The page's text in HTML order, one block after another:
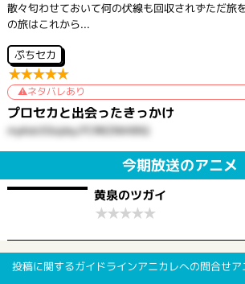
散々匂わせておいて何の伏線も回収されずただ旅
の旅はこれから...
ぷちセカ
★★★★★
ネタバレあり
プロセカと出会ったきっかけ
myAdc5SojdqJ7CR6ZtM49lQ
今期放送のアニメ
黄泉のツガイ
★★★★★
投稿に関するガイドラインアニカレへの問合せア